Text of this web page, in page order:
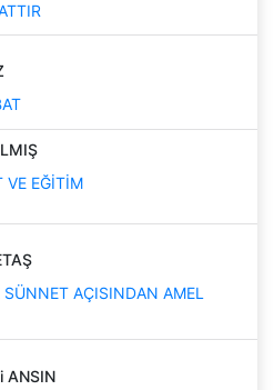
VE EĞİTİM
SÜNNET AÇISINDAN AMEL
ANSIN